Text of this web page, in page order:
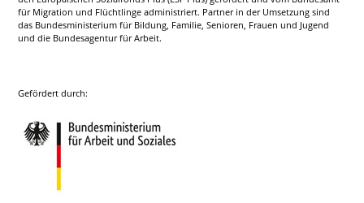
für Migration und Flüchtlinge administriert. Partner in der Umsetzung sind
das Bundesministerium für Bildung, Familie, Senioren, Frauen und Jugend
und die Bundesagentur für Arbeit.
Gefördert durch: